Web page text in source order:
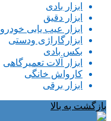
ابزار بادی
ابزار دقیق
ابزار عیب یابی خودرو
ابزارگاراژی ودستی
بکس بادی
ابزار آلات تعمیرگاهی
کارواش خانگی
ابزار برقی
بازگشت به بالا